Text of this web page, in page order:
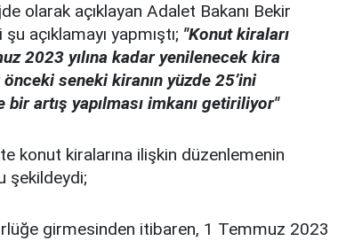
olarak açıklayan Adalet Bakanı Bekir
açıklamayı yapmıştı; "Konut kiraları
2023 yılına kadar yenilenecek kira
seneki kiranın yüzde 25’ini
artış yapılması imkanı getiriliyor"
konut kiralarına ilişkin düzenlemenin
şekildeydi;
girmesinden itibaren, 1 Temmuz 2023